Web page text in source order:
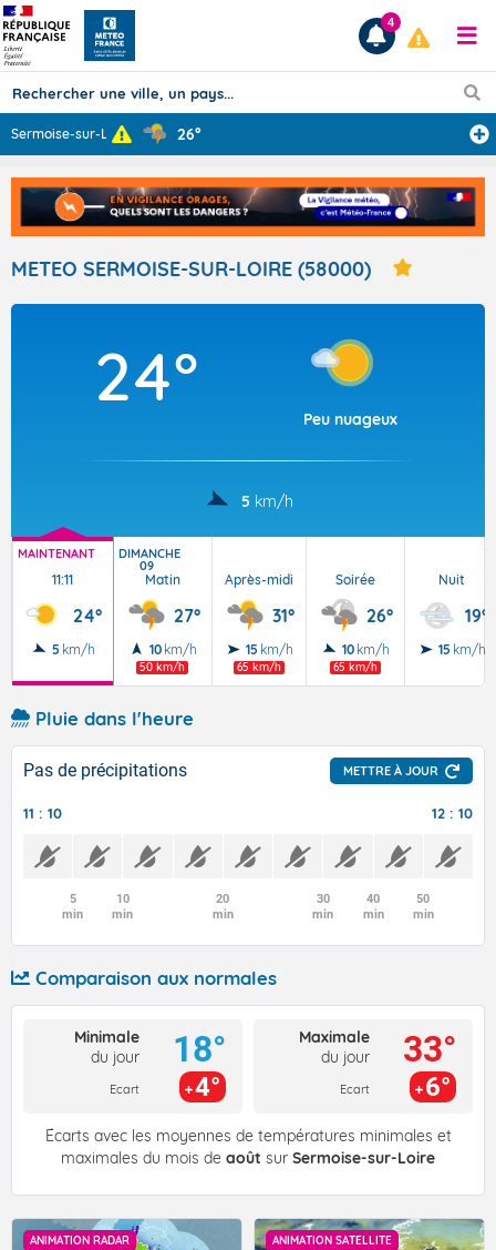
Prévisions
TOUS LES RÉSULTATS
Articles
4
Sermoise-sur-Lo... 26°
METEO SERMOISE-SUR-LOIRE (58000)
24°
Peu nuageux
5 km/h
MAINTENANT
11:11
24°
5 km/h
DIMANCHE
09
Matin
27°
10 km/h
50 km/h
Après-midi
31°
15 km/h
65 km/h
Soirée
26°
10 km/h
65 km/h
Nuit
19°
15 km/h
Pluie dans l'heure
Pas de précipitations METTRE À JOUR
11 : 10 12 : 10
5
min
10
min
20
min
30
min
40
min
50
min
Comparaison aux normales
Minimale
du jour
Ecart
18°
4°
Maximale
du jour
Ecart
33°
6°
Écarts avec les moyennes de températures minimales et
maximales du mois de août sur Sermoise-sur-Loire
ANIMATION RADAR ANIMATION SATELLITE